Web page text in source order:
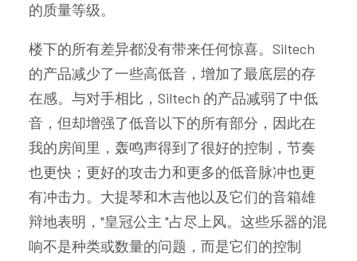
的质量等级。
楼下的所有差异都没有带来任何惊喜。Siltech
的产品减少了一些高低音，增加了最底层的存
在感。与对手相比，Siltech 的产品减弱了中低
音，但却增强了低音以下的所有部分，因此在
我的房间里，轰鸣声得到了很好的控制，节奏
也更快；更好的攻击力和更多的低音脉冲也更
有冲击力。大提琴和木吉他以及它们的音箱雄
辩地表明，"皇冠公主 "占尽上风。这些乐器的混
响不是种类或数量的问题，而是它们的控制